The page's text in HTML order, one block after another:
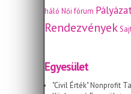
háló Női fórum
Rendezvények
Egyesület
"Civil Érték" Nonprofit